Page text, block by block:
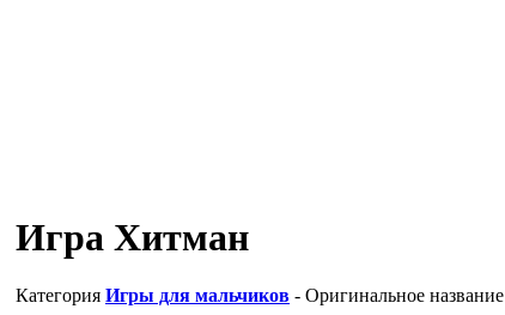
Игра Хитман
Категория Игры для мальчиков - Оригинальное название